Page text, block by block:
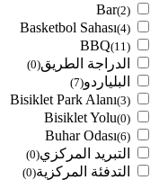
Bar(2)
Basketbol Sahası(4)
BBQ(11)
الدراجة الطريق(0)
البلياردو(7)
Bisiklet Park Alanı(3)
Bisiklet Yolu(0)
Buhar Odası(6)
التبريد المركزي(0)
التدفئة المركزية(0)